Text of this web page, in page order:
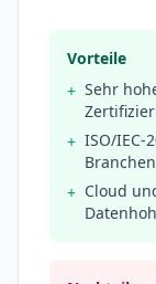
Vorteile
+ Sehr
+ ISO/
Branchen
+ Cloud